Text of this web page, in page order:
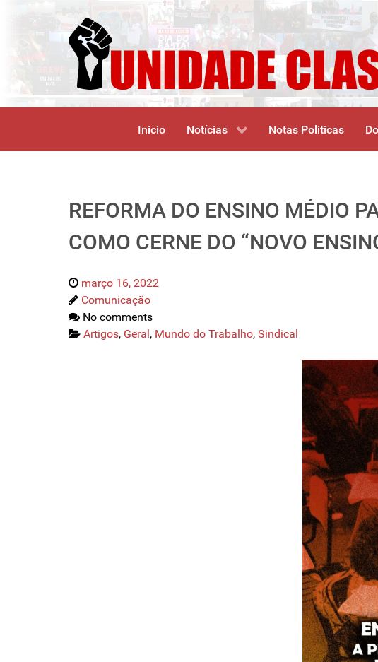
Inicio Notícias Notas Politicas
REFORMA DO ENSINO MÉDIO
COMO CERNE DO “NOVO
março 16, 2022
Comunicação
No comments
Artigos, Geral , Mundo do Trabalho, Sindical